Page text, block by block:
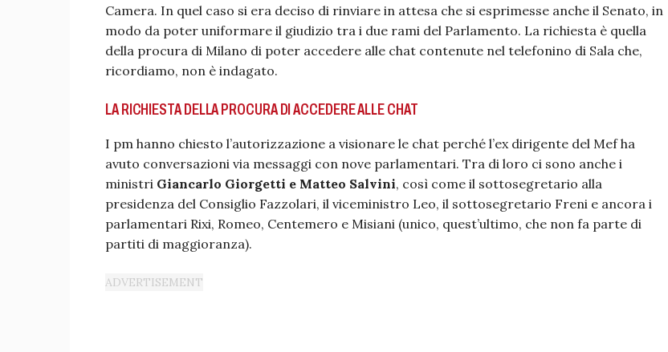
Camera. In quel caso si era deciso di rinviare in attesa che si esprimesse anche il Senato, in
modo da poter uniformare il giudizio tra i due rami del Parlamento. La richiesta è quella
della procura di Milano di poter accedere alle chat contenute nel telefonino di Sala che,
ricordiamo, non è indagato.
LA RICHIESTA DELLA PROCURA DI ACCEDERE ALLE CHAT
I pm hanno chiesto l’autorizzazione a visionare le chat perché l’ex dirigente del Mef ha
avuto conversazioni via messaggi con nove parlamentari. Tra di loro ci sono anche i
ministri Giancarlo Giorgetti e Matteo Salvini, così come il sottosegretario alla
presidenza del Consiglio Fazzolari, il viceministro Leo, il sottosegretario Freni e ancora i
parlamentari Rixi, Romeo, Centemero e Misiani (unico, quest’ultimo, che non fa parte di
partiti di maggioranza).